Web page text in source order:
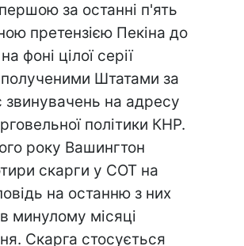
за останні п'ять
претензією Пекіна до
фоні цілої серії
Штатами за
звинувачень на адресу
політики КНР.
року Вашингтон
скарги у СОТ на
на останню з них
минулому місяці
Скарга стосується